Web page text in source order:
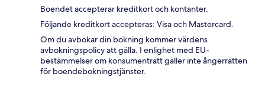
Boendet accepterar kreditkort och kontanter.
Följande kreditkort accepteras: Visa och Mastercard.
Om du avbokar din bokning kommer värdens
avbokningspolicy att gälla. I enlighet med EU-
bestämmelser om konsumenträtt gäller inte ångerrätten
för boendebokningstjänster.